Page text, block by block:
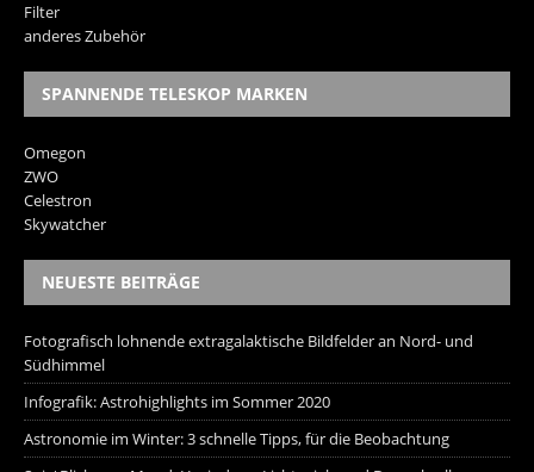
Filter
anderes Zubehör
SPANNENDE TELESKOP MARKEN
Omegon
ZWO
Celestron
Skywatcher
NEUESTE BEITRÄGE
Fotografisch lohnende extragalaktische Bildfelder an Nord- und
Südhimmel
Infografik: Astrohighlights im Sommer 2020
Astronomie im Winter: 3 schnelle Tipps, für die Beobachtung